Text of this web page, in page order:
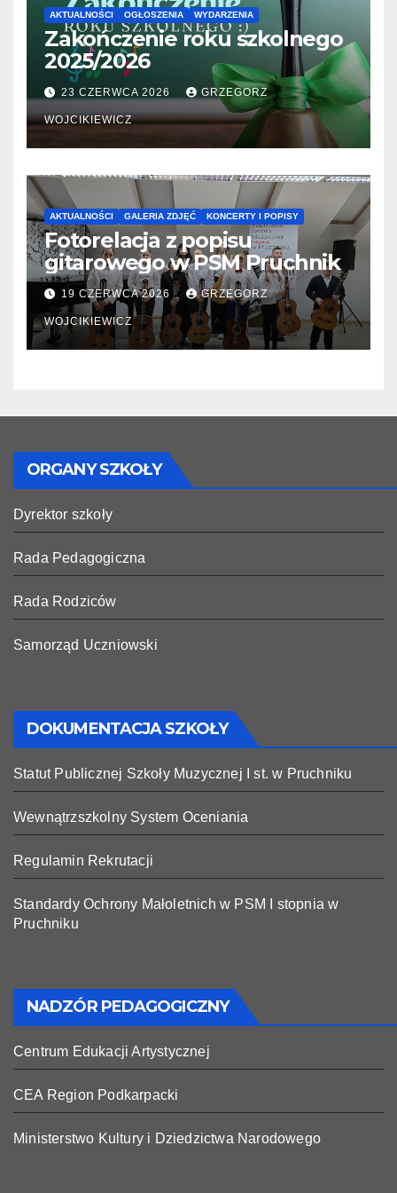
AKTUALNOŚCI OGŁOSZENIA WYDARZENIA
Zakończenie roku szkolnego
2025/2026
23 CZERWCA 2026 GRZEGORZ
WOJCIKIEWICZ
AKTUALNOŚCI GALERIA ZDJĘĆ KONCERTY I POPISY
Fotorelacja z popisu
gitarowego w PSM Pruchnik
19 CZERWCA 2026 GRZEGORZ
WOJCIKIEWICZ
ORGANY SZKOŁY
Dyrektor szkoły
Rada Pedagogiczna
Rada Rodziców
Samorząd Uczniowski
DOKUMENTACJA SZKOŁY
Statut Publicznej Szkoły Muzycznej I st. w Pruchniku
Wewnątrzszkolny System Oceniania
Regulamin Rekrutacji
Standardy Ochrony Małoletnich w PSM I stopnia w
Pruchniku
NADZÓR PEDAGOGICZNY
Centrum Edukacji Artystycznej
CEA Region Podkarpacki
Ministerstwo Kultury i Dziedzictwa Narodowego